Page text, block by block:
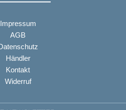
Impressum
AGB
Händler
Kontakt
Widerruf